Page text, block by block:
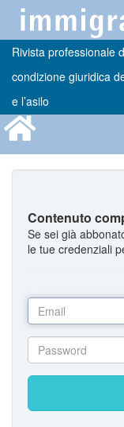
Rivista professionale
condizione giuridica
e l’asilo
Contenuto
Se sei già
le tue credenziali